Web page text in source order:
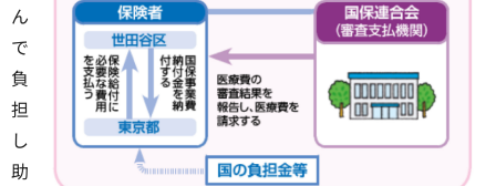
ん
で
負
担
し
助